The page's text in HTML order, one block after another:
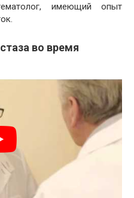
имеющий опыт
во время